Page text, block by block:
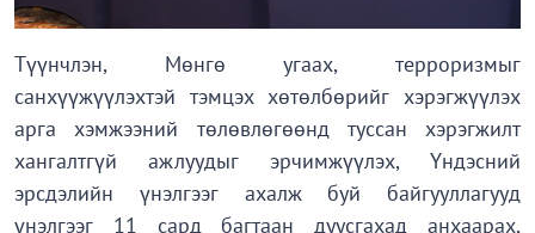
Түүнчлэн, Мөнгө угаах, терроризмыг
санхүүжүүлэхтэй тэмцэх хөтөлбөрийг хэрэгжүүлэх
арга хэмжээний төлөвлөгөөнд туссан хэрэгжилт
хангалтгүй ажлуудыг эрчимжүүлэх, Үндэсний
эрсдэлийн үнэлгээг ахалж буй байгууллагууд
үнэлгээг 11 сард багтаан дуусгахад анхаарах,